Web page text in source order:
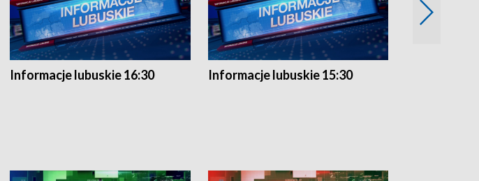
Informacje lubuskie 16:30 Informacje lubuskie 15:30